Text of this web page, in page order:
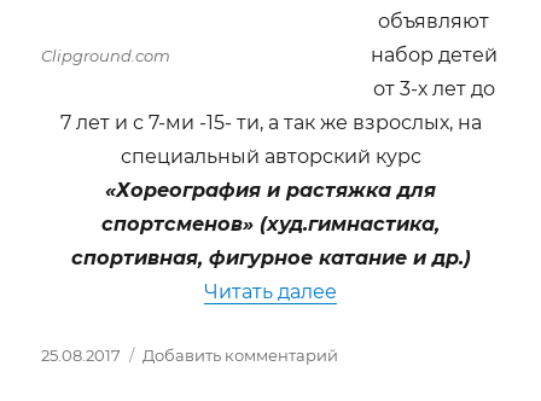
Clipground.com
объявляют
набор детей
от 3-х лет до
7 лет и с 7-ми -15- ти, а так же взрослых, на
специальный авторский курс
«Хореография и растяжка для
спортсменов» (худ.гимнастика,
спортивная, фигурное катание и др.)
Читать далее
Опубликовано
25.08.2017 Добавить комментарий